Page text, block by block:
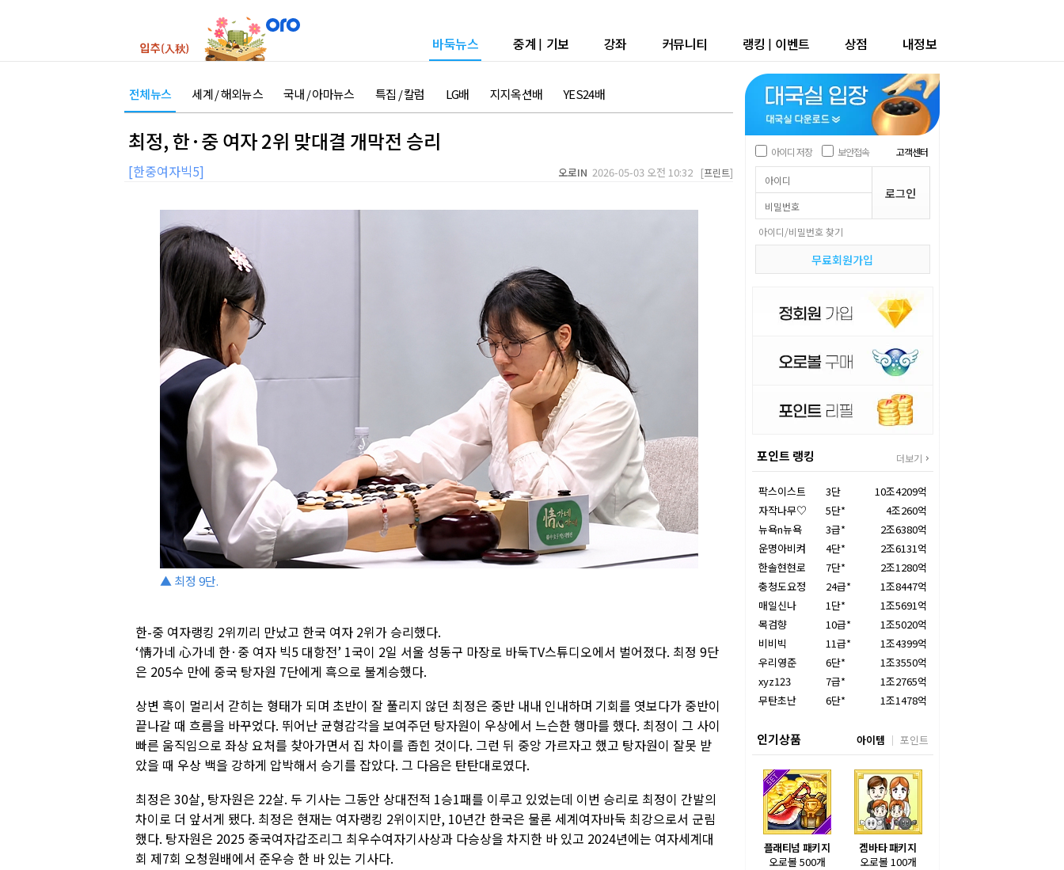
바둑뉴스 중계 | 기보 강좌 커뮤니티 랭킹 | 이벤트 상점 내정보
전체뉴스 세계 / 해외뉴스 국내 / 아마뉴스 특집 / 칼럼 LG배 지지옥션배 YES24배
최정, 한·중 여자 2위 맞대결 개막전 승리
[한중여자빅5] 오로IN 2026-05-03 오전 10:32 [프린트]
▲ 최정 9단.
한-중 여자랭킹 2위끼리 만났고 한국 여자 2위가 승리했다.
‘情가네 心가네 한·중 여자 빅5 대항전’ 1국이 2일 서울 성동구 마장로 바둑TV스튜디오에서 벌어졌다. 최정 9단
은 205수 만에 중국 탕자원 7단에게 흑으로 불계승했다.
상변 흑이 멀리서 갇히는 형태가 되며 초반이 잘 풀리지 않던 최정은 중반 내내 인내하며 기회를 엿보다가 중반이
끝나갈 때 흐름을 바꾸었다. 뛰어난 균형감각을 보여주던 탕자원이 우상에서 느슨한 행마를 했다. 최정이 그 사이
빠른 움직임으로 좌상 요처를 찾아가면서 집 차이를 좁힌 것이다. 그런 뒤 중앙 가르자고 했고 탕자원이 잘못 받
았을 때 우상 백을 강하게 압박해서 승기를 잡았다. 그 다음은 탄탄대로였다.
최정은 30살, 탕자원은 22살. 두 기사는 그동안 상대전적 1승1패를 이루고 있었는데 이번 승리로 최정이 간발의
차이로 더 앞서게 됐다. 최정은 현재는 여자랭킹 2위이지만, 10년간 한국은 물론 세계여자바둑 최강으로서 군림
했다. 탕자원은 2025 중국여자갑조리그 최우수여자기사상과 다승상을 차지한 바 있고 2024년에는 여자세계대
회 제7회 오청원배에서 준우승 한 바 있는 기사다.
아이디 저장 보안접속 고객센터
아이디/비밀번호 찾기
무료회원가입
포인트 랭킹 더보기
팍스이스트 3단
10조4209억
자작나무♡
5단*
4조260억
뉴욕n뉴욕
3급*
2조6380억
운명아비켜
4단*
2조6131억
한솔현현로
7단*
2조1280억
충청도요정
24급*
1조8447억
매일신나
1단*
1조5691억
목검향
10급*
1조5020억
비비빅
11급*
1조4399억
우리영준
6단*
1조3550억
xyz123
7급*
1조2765억
무탄초난
6단* 1조1478억
인기상품 아이템 포인트
플래티넘 패키지
오로볼 500개
겜바타 패키지
오로볼 100개